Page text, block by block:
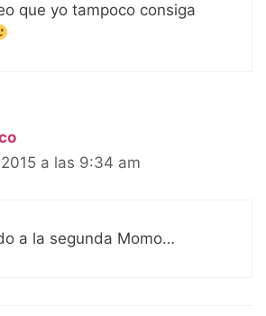
que yo tampoco consiga
a las 9:34 am
a la segunda Momo…